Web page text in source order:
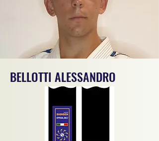
BELLOTTI ALESSANDRO